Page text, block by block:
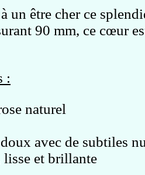
un être cher ce
90 mm, ce cœur
:
naturel
avec de subtiles
et brillante